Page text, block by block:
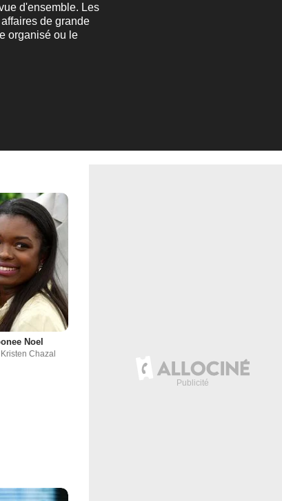
d'ensemble. Les
de grande
organisé ou le
Noel
Chazal